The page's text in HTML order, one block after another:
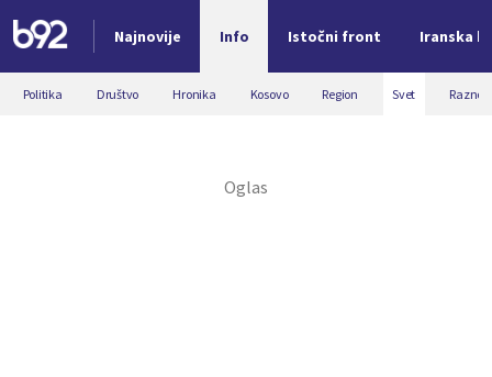
Najnovije Info Istočni front Iranska
Nova vest
Politika Društvo Hronika Kosovo Region Svet Razno